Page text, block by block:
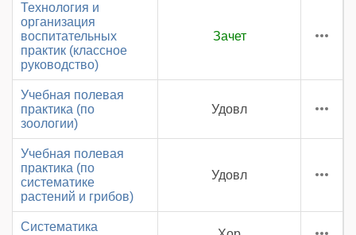
Технология и
организация
воспитательных
практик (классное
руководство)
Зачет
Учебная полевая
практика (по
зоологии)
Удовл
Учебная полевая
практика (по
систематике
растений и грибов)
Удовл
Систематика